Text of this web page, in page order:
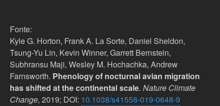
Fonte:
Kyle G. Horton, Frank A. La Sorte, Daniel Sheldon,
Tsung-Yu Lin, Kevin Winner, Garrett Bernstein,
Subhransu Maji, Wesley M. Hochachka, Andrew
Farnsworth. Phenology of nocturnal avian migration
has shifted at the continental scale. Nature Climate
Change, 2019; DOI: 10.1038/s41558-019-0648-9